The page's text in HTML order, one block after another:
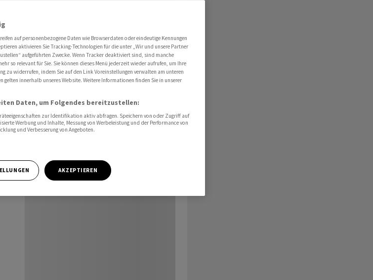
auf personenbezogene Daten wie Browserdaten oder eindeutige Kennungen
aktivieren Sie Tracking-Technologien für die unter „Wir und unsere Partner
aufgeführten Zwecke. Wenn Tracker deaktiviert sind, sind manche
so relevant für Sie. Sie können dieses Menü jederzeit wieder aufrufen, um Ihre
zu widerrufen, indem Sie auf den Link Voreinstellungen verwalten am unteren
gelten innerhalb unseres Website. Weitere Informationen finden Sie in unserer
Daten, um Folgendes bereitzustellen:
zur Identifikation aktiv abfragen. Speichern von oder Zugriff auf
Werbung und Inhalte, Messung von Werbeleistung und der Performance von
und Verbesserung von Angeboten.
AKZEPTIEREN